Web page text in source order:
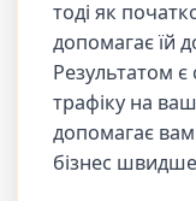
тоді як
допомагає їй
Результатом є
трафіку на
допомагає
бізнес